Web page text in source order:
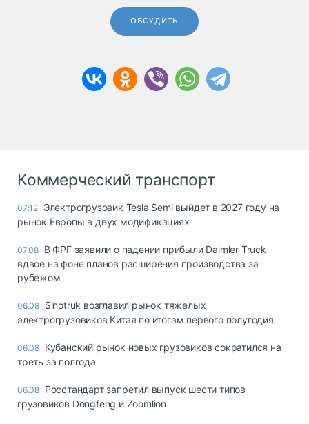
ОБСУДИТЬ
Коммерческий транспорт
07:12 Электрогрузовик Tesla Semi выйдет в 2027 году на
рынок Европы в двух модификациях
07.08 В ФРГ заявили о падении прибыли Daimler Truck
вдвое на фоне планов расширения производства за
рубежом
06.08 Sinotruk возглавил рынок тяжелых
электрогрузовиков Китая по итогам первого полугодия
06.08 Кубанский рынок новых грузовиков сократился на
треть за полгода
06.08 Росстандарт запретил выпуск шести типов
грузовиков Dongfeng и Zoomlion